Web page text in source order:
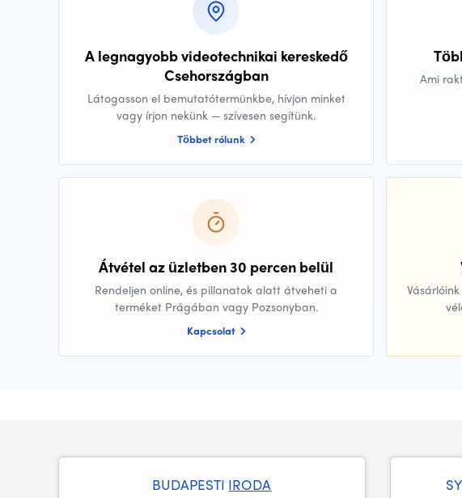
A legnagyobb videotechnikai kereskedő
Csehországban
Látogasson el bemutatótermünkbe, hívjon minket
vagy írjon nekünk — szívesen segítünk.
Többet rólunk
Ami
Átvétel az üzletben 30 percen belül
Rendeljen online, és pillanatok alatt átveheti a
terméket Prágában vagy Pozsonyban.
Kapcsolat
BUDAPESTI IRODA